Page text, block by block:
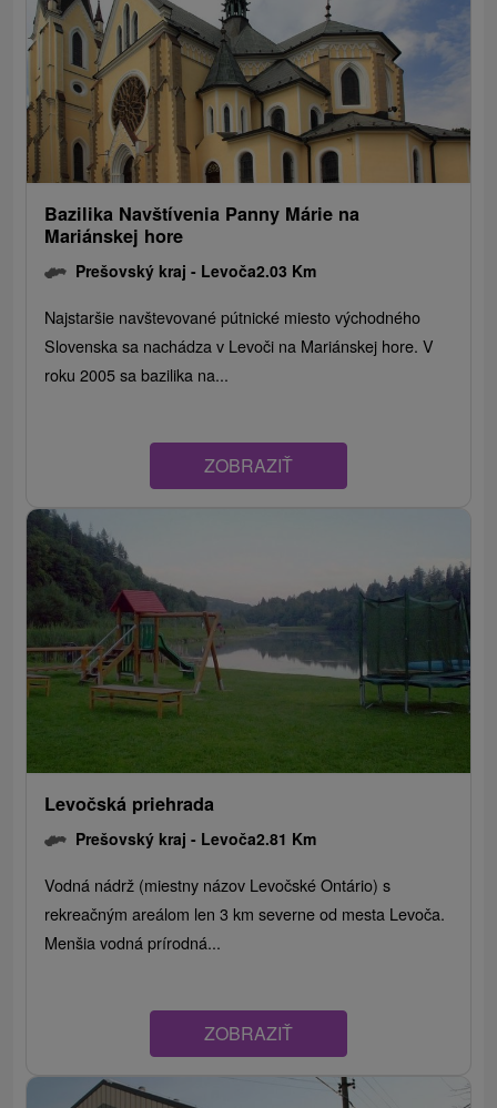
Bazilika Navštívenia Panny Márie na
Mariánskej hore
Prešovský kraj - Levoča2.03 Km
Najstaršie navštevované pútnické miesto východného
Slovenska sa nachádza v Levoči na Mariánskej hore. V
roku 2005 sa bazilika na...
ZOBRAZIŤ
Levočská priehrada
Prešovský kraj - Levoča2.81 Km
Vodná nádrž (miestny názov Levočské Ontário) s
rekreačným areálom len 3 km severne od mesta Levoča.
Menšia vodná prírodná...
ZOBRAZIŤ